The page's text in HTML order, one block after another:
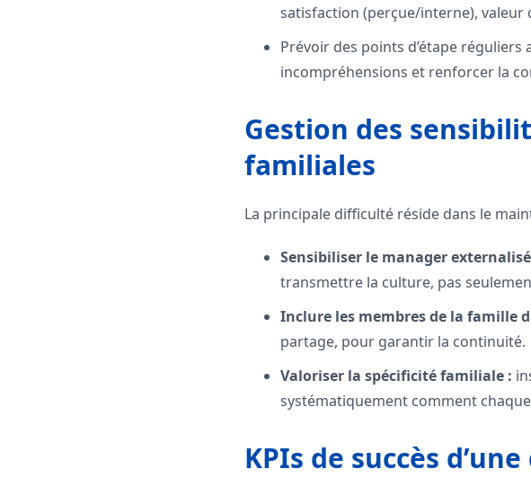
satisfaction (perçue/interne), valeur
Prévoir des points d’étape
incompréhensions et renforcer la
Gestion des
familiales
La principale difficulté réside dans le
Sensibiliser le manager
transmettre la culture, pas
Inclure les membres de la famille
partage, pour garantir la continuité.
Valoriser la spécificité familiale :
systématiquement comment
KPIs de succès